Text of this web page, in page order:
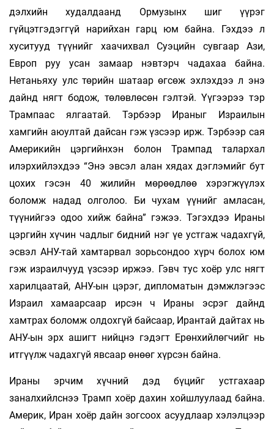
дэлхийн худалдаанд Ормузынх шиг үүрэг
гүйцэтгэдэггүй нарийхан гарц юм байна. Гэхдээ л
хуситууд түүнийг хаачихвал Суэцийн сувгаар Ази,
Европ руу усан замаар нэвтэрч чадахаа байна.
Нетаньяху улс төрийн шатаар өгсөж эхлэхдээ л энэ
дайнд нягт бодож, төлөвлөсөн гэлтэй. Үүгээрээ тэр
Трампаас ялгаатай. Тэрбээр Ираныг Израилын
хамгийн аюултай дайсан гэж үзсээр ирж. Тэрбээр сая
Америкийн цэргийнхэн болон Трампад талархал
илэрхийлэхдээ “Энэ эвсэл алан хядах дэглэмийг бут
цохих гэсэн 40 жилийн мөрөөдлөө хэрэгжүүлэх
боломж надад олголоо. Би чухам үүнийг амласан,
түүнийгээ одоо хийж байна” гэжээ. Тэгэхдээ Ираны
цэргийн хүчин чадлыг бидний нэг үе устгаж чадахгүй,
эсвэл АНУ-тай хамтарвал зорьсондоо хүрч болох юм
гэж израилчууд үзсээр иржээ. Гэвч тус хоёр улс нягт
харилцаатай, АНУ-ын цэрэг, дипломатын дэмжлэгээс
Израил хамаарсаар ирсэн ч Ираны эсрэг дайнд
хамтрах боломж олдохгүй байсаар, Ирантай дайтах нь
АНУ-ын эрх ашигт нийцнэ гэдэгт Ерөнхийлөгчийг нь
итгүүлж чадахгүй явсаар өнөөг хүрсэн байна.
Ираны эрчим хүчний дэд бүцийг устгахаар
заналхийлснээ Трамп хоёр дахин хойшлуулаад байна.
Америк, Иран хоёр дайн зогсоох асуудлаар хэлэлцээр